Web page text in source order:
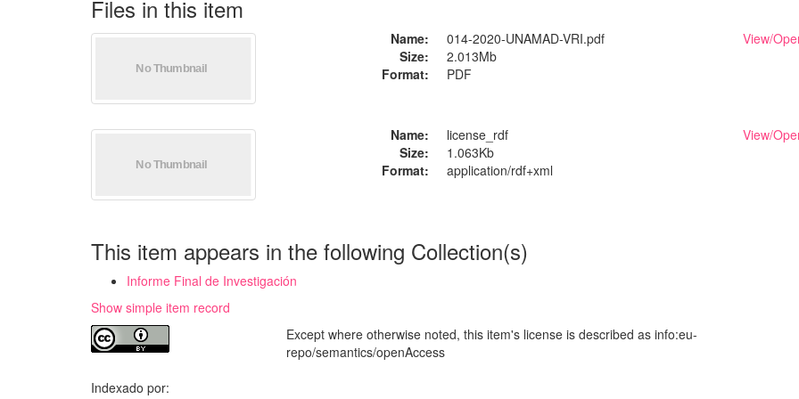
Files in this item
Name:
014-2020-UNAMAD-VRI.pdf
Size:
2.013Mb
Format:
PDF
View/
Name:
license_rdf
Size:
1.063Kb
Format:
application/rdf+xml
View/
This item appears in the following Collection(s)
Informe Final de Investigación
Show simple item record
Except where otherwise noted, this item's license is described as info:eu-
repo/semantics/openAccess
Indexado por: